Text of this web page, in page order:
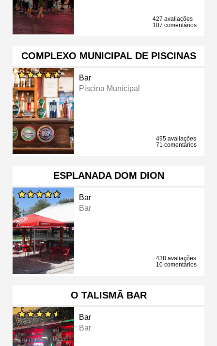
427 avaliações
107 comentários
COMPLEXO MUNICIPAL DE PISCINAS
Bar
Piscina Municipal
495 avaliações
71 comentários
ESPLANADA DOM DION
Bar
Bar
438 avaliações
10 comentários
O TALISMÃ BAR
Bar
Bar